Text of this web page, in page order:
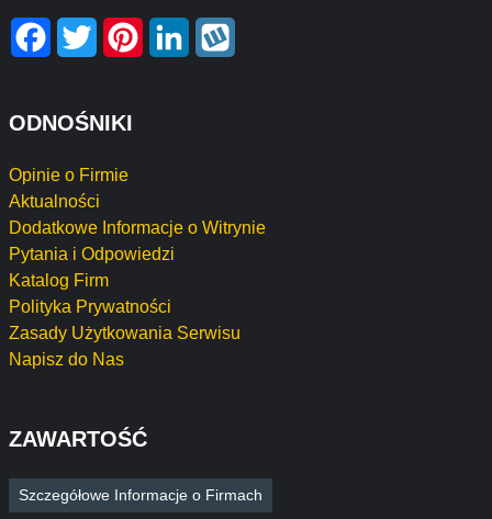
Facebook
Twitter PinterestLinkedIn
ODNOŚNIKI
Opinie o Firmie
Aktualności
Dodatkowe Informacje o Witrynie
Pytania i Odpowiedzi
Katalog Firm
Polityka Prywatności
Zasady Użytkowania Serwisu
Napisz do Nas
ZAWARTOŚĆ
Szczegółowe Informacje o Firmach